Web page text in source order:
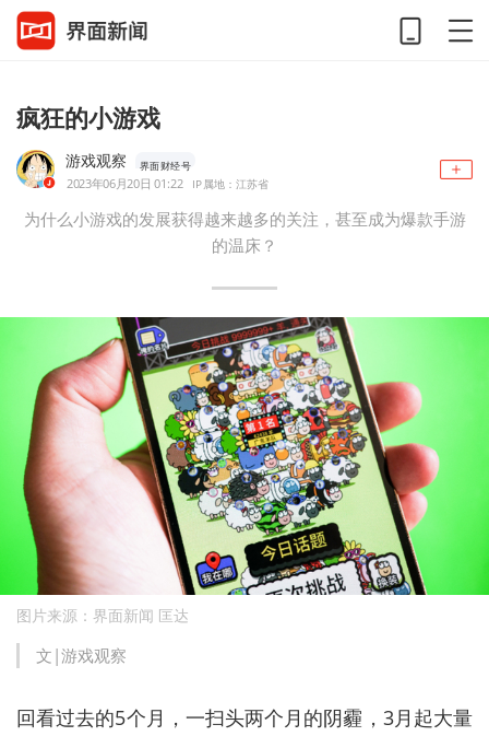
疯狂的小游戏
游戏观察 界面财经号
2023年06月20日 01:22 IP属地：江苏省
为什么小游戏的发展获得越来越多的关注，甚至成为爆款手游
的温床？
图片来源：界面新闻 匡达
文|游戏观察
回看过去的5个月，一扫头两个月的阴霾，3月起大量